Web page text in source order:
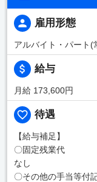
雇用形態
アルバイト・パート(
給与
月給 173,600円
待遇
【給与補足】
〇固定残業代
なし
〇その他の手当等付